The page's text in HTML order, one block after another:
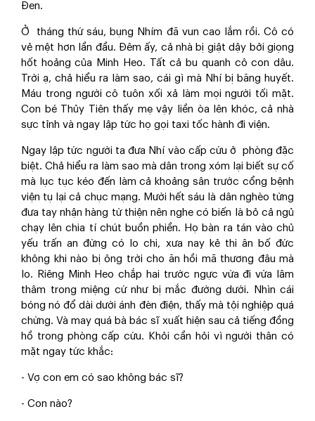
Đen.
Ở tháng thứ sáu, bụng Nhím đã vun cao lắm rồi. Cô có
vẻ mệt hơn lần đầu. Đêm ấy, cả nhà bị giật dậy bởi giọng
hốt hoảng của Minh Heo. Tất cả bu quanh cô con dâu.
Trời ạ, chả hiểu ra làm sao, cái gì mà Nhí bị băng huyết.
Máu trong người cô tuôn xối xả làm mọi người tối mặt.
Con bé Thủy Tiên thấy mẹ vậy liền òa lên khóc, cả nhà
sực tỉnh và ngay lập tức họ gọi taxi tốc hành đi viện.
Ngay lập tức người ta đưa Nhí vào cấp cứu ở phòng đặc
biệt. Chả hiểu ra làm sao mà dân trong xóm lại biết sự cố
mà lục tục kéo đến làm cả khoảng sân trước cổng bệnh
viện tụ lại cả chục mạng. Mười hết sáu là dân nghèo từng
đưa tay nhận hàng từ thiện nên nghe có biến là bỏ cả ngủ
chạy lên chia tí chút buồn phiền. Họ bàn ra tán vào chủ
yếu trấn an đừng có lo chi, xưa nay kẻ thi ân bố đức
không khi nào bị ông trời cho ăn hồi mã thương đâu mà
lo. Riêng Minh Heo chắp hai trước ngực vừa đi vừa lâm
thâm trong miệng cứ như bị mắc đường dưới. Nhìn cái
bóng nó đổ dài dưới ánh đèn điện, thấy mà tội nghiệp quá
chừng. Và may quá bà bác sĩ xuất hiện sau cả tiếng đồng
hồ trong phòng cấp cứu. Khỏi cần hỏi vì người thân có
mặt ngay tức khắc:
- Vợ con em có sao không bác sĩ?
- Con nào?